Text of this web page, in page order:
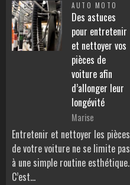
AUTO MOTO
Des astuces
pour entretenir
et nettoyer vos
pièces de
voiture afin
d’allonger leur
longévité
Marise
Entretenir et nettoyer les pièces
de votre voiture ne se limite pas
à une simple routine esthétique.
C’est…